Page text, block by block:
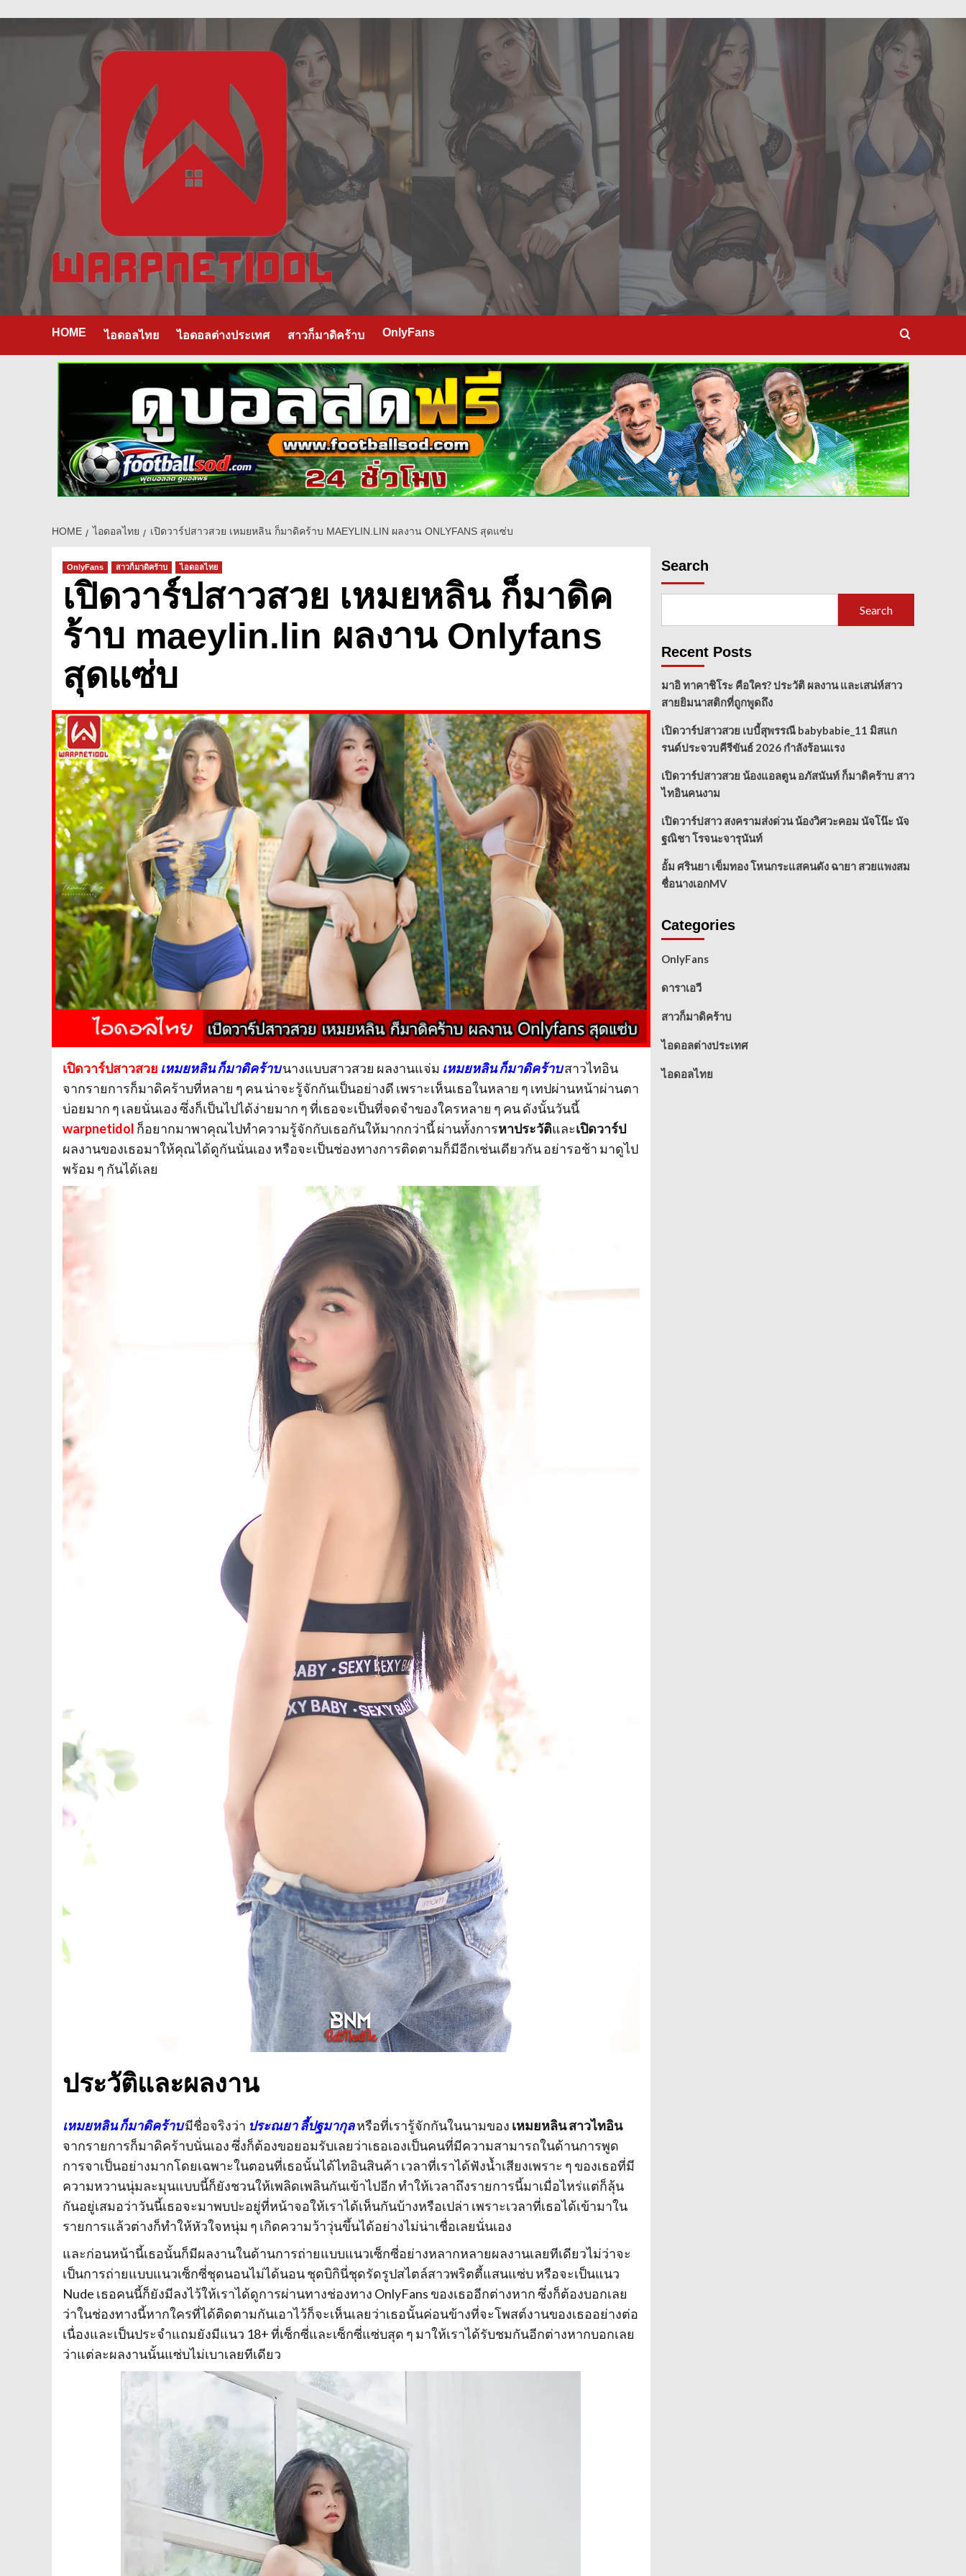
ฝัน
HOME ไอดอลไทย ไอดอลต่างประเทศ สาวก็มาดิคร้าบ OnlyFans
HOME ไอดอลไทย เปิดวาร์ปสาวสวย เหมยหลิน ก็มาดิคร้าบ MAEYLIN.LIN ผลงาน ONLYFANS สุดแซ่บ
OnlyFans สาวก็มาดิคร้าบ ไอดอลไทย
เปิดวาร์ปสาวสวย เหมยหลิน ก็มาดิค
ร้าบ maeylin.lin ผลงาน Onlyfans
สุดแซ่บ
เปิดวาร์ปสาวสวย เหมยหลิน ก็มาดิคร้าบนางแบบสาวสวย ผลงานแจ่ม เหมยหลิน ก็มาดิคร้าบสาวไทอิน
จากรายการก็มาดิคร้าบที่หลาย ๆ คน น่าจะรู้จักกันเป็นอย่างดี เพราะเห็นเธอในหลาย ๆ เทปผ่านหน้าผ่านตา
บ่อยมาก ๆ เลยนั่นเอง ซึ่งก็เป็นไปได้ง่ายมาก ๆ ที่เธอจะเป็นที่จดจำของใครหลาย ๆ คน ดังนั้นวันนี้
warpnetidol ก็อยากมาพาคุณไปทำความรู้จักกับเธอกันให้มากกว่านี้ ผ่านทั้งการหาประวัติและเปิดวาร์ป
ผลงานของเธอมาให้คุณได้ดูกันนั่นเอง หรือจะเป็นช่องทางการติดตามก็มีอีกเช่นเดียวกัน อย่ารอช้า มาดูไป
พร้อม ๆ กันได้เลย
ประวัติและผลงาน
เหมยหลิน ก็มาดิคร้าบมีชื่อจริงว่า ประณยา ลี้ปฐมากุลหรือที่เรารู้จักกันในนามของ เหมยหลิน สาวไทอิน
จากรายการก็มาดิคร้าบนั่นเอง ซึ่งก็ต้องขอยอมรับเลยว่าเธอเองเป็นคนที่มีความสามารถในด้านการพูด
การจาเป็นอย่างมากโดยเฉพาะในตอนที่เธอนั้นได้ไทอินสินค้า เวลาที่เราได้ฟังน้ำเสียงเพราะ ๆ ของเธอที่มี
ความหวานนุ่มละมุนแบบนี้ก็ยังชวนให้เพลิดเพลินกันเข้าไปอีก ทำให้เวลาถึงรายการนี้มาเมื่อไหร่แต่ก็ลุ้น
กันอยู่เสมอว่าวันนี้เธอจะมาพบปะอยู่ที่หน้าจอให้เราได้เห็นกันบ้างหรือเปล่า เพราะเวลาที่เธอได้เข้ามาใน
รายการแล้วต่างก็ทำให้หัวใจหนุ่ม ๆ เกิดความว้าวุ่นขึ้นได้อย่างไม่น่าเชื่อเลยนั่นเอง
และก่อนหน้านี้เธอนั้นก็มีผลงานในด้านการถ่ายแบบแนวเซ็กซี่อย่างหลากหลายผลงานเลยทีเดียวไม่ว่าจะ
เป็นการถ่ายแบบแนวเซ็กซี่ชุดนอนไม่ได้นอน ชุดบิกินี่ชุดรัดรูปสไตล์สาวพริตตี้แสนแซ่บ หรือจะเป็นแนว
Nude เธอคนนี้ก็ยังมีลงไว้ให้เราได้ดูการผ่านทางช่องทาง OnlyFans ของเธออีกต่างหาก ซึ่งก็ต้องบอกเลย
ว่าในช่องทางนี้หากใครที่ได้ติดตามกันเอาไว้ก็จะเห็นเลยว่าเธอนั้นค่อนข้างที่จะโพสต์งานของเธออย่างต่อ
เนื่องและเป็นประจำแถมยังมีแนว 18+ ที่เซ็กซี่และเซ็กซี่แซ่บสุด ๆ มาให้เราได้รับชมกันอีกต่างหากบอกเลย
ว่าแต่ละผลงานนั้นแซ่บไม่เบาเลยทีเดียว
Search
Search
Recent Posts
มาอิ ทาคาชิโระ คือใคร? ประวัติ ผลงาน และเสน่ห์สาว
สายยิมนาสติกที่ถูกพูดถึง
เปิดวาร์ปสาวสวย เบบี้สุพรรณี babybabie_11 มิสแก
รนด์ประจวบคีรีขันธ์ 2026 กำลังร้อนแรง
เปิดวาร์ปสาวสวย น้องแอลตูน อภัสนันท์ ก็มาดิคร้าบ สาว
ไทอินคนงาม
เปิดวาร์ปสาว สงครามส่งด่วน น้องวิศวะคอม นัจโน๊ะ นัจ
ฐณิชา โรจนะจารุนันท์
อั้ม ศรินยา เข็มทอง โหนกระแสคนดัง ฉายา สวยแพงสม
ชื่อนางเอกMV
Categories
OnlyFans
ดาราเอวี
สาวก็มาดิคร้าบ
ไอดอลต่างประเทศ
ไอดอลไทย